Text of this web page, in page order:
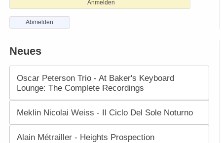
Anmelden
Abmelden
Neues
Oscar Peterson Trio - At Baker's Keyboard
Lounge: The Complete Recordings
Meklin Nicolai Weiss - Il Ciclo Del Sole Noturno
Alain Métrailler - Heights Prospection